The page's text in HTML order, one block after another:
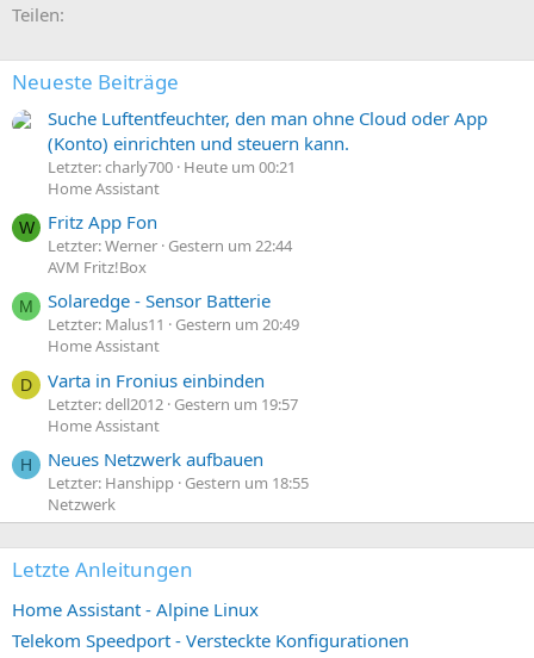
Teilen:
Neueste Beiträge
Suche Luftentfeuchter, den man ohne Cloud oder App
(Konto) einrichten und steuern kann.
Letzter: charly700 Heute um 00:21
Home Assistant
W Fritz App Fon
Letzter: Werner Gestern um 22:44
AVM Fritz!Box
M Solaredge - Sensor Batterie
Letzter: Malus11
Gestern um 20:49
Home Assistant
D Varta in Fronius einbinden
Letzter: dell2012 Gestern um 19:57
Home Assistant
H Neues Netzwerk aufbauen
Letzter: Hanshipp Gestern um 18:55
Netzwerk
Letzte Anleitungen
Home Assistant - Alpine Linux
Telekom Speedport - Versteckte Konfigurationen